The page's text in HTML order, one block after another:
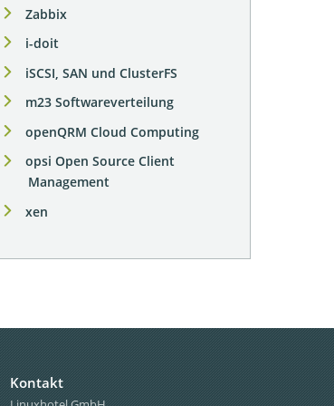
Zabbix
i-doit
iSCSI, SAN und ClusterFS
m23 Softwareverteilung
openQRM Cloud Computing
opsi Open Source Client
Management
xen
Kontakt